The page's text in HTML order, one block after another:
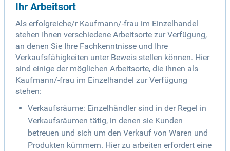
Ihr Arbeitsort
Als erfolgreiche/r Kaufmann/-frau im Einzelhandel
stehen Ihnen verschiedene Arbeitsorte zur Verfügung,
an denen Sie Ihre Fachkenntnisse und Ihre
Verkaufsfähigkeiten unter Beweis stellen können. Hier
sind einige der möglichen Arbeitsorte, die Ihnen als
Kaufmann/-frau im Einzelhandel zur Verfügung
stehen:
Verkaufsräume: Einzelhändler sind in der Regel in
Verkaufsräumen tätig, in denen sie Kunden
betreuen und sich um den Verkauf von Waren und
Produkten kümmern. Hier zu arbeiten erfordert eine